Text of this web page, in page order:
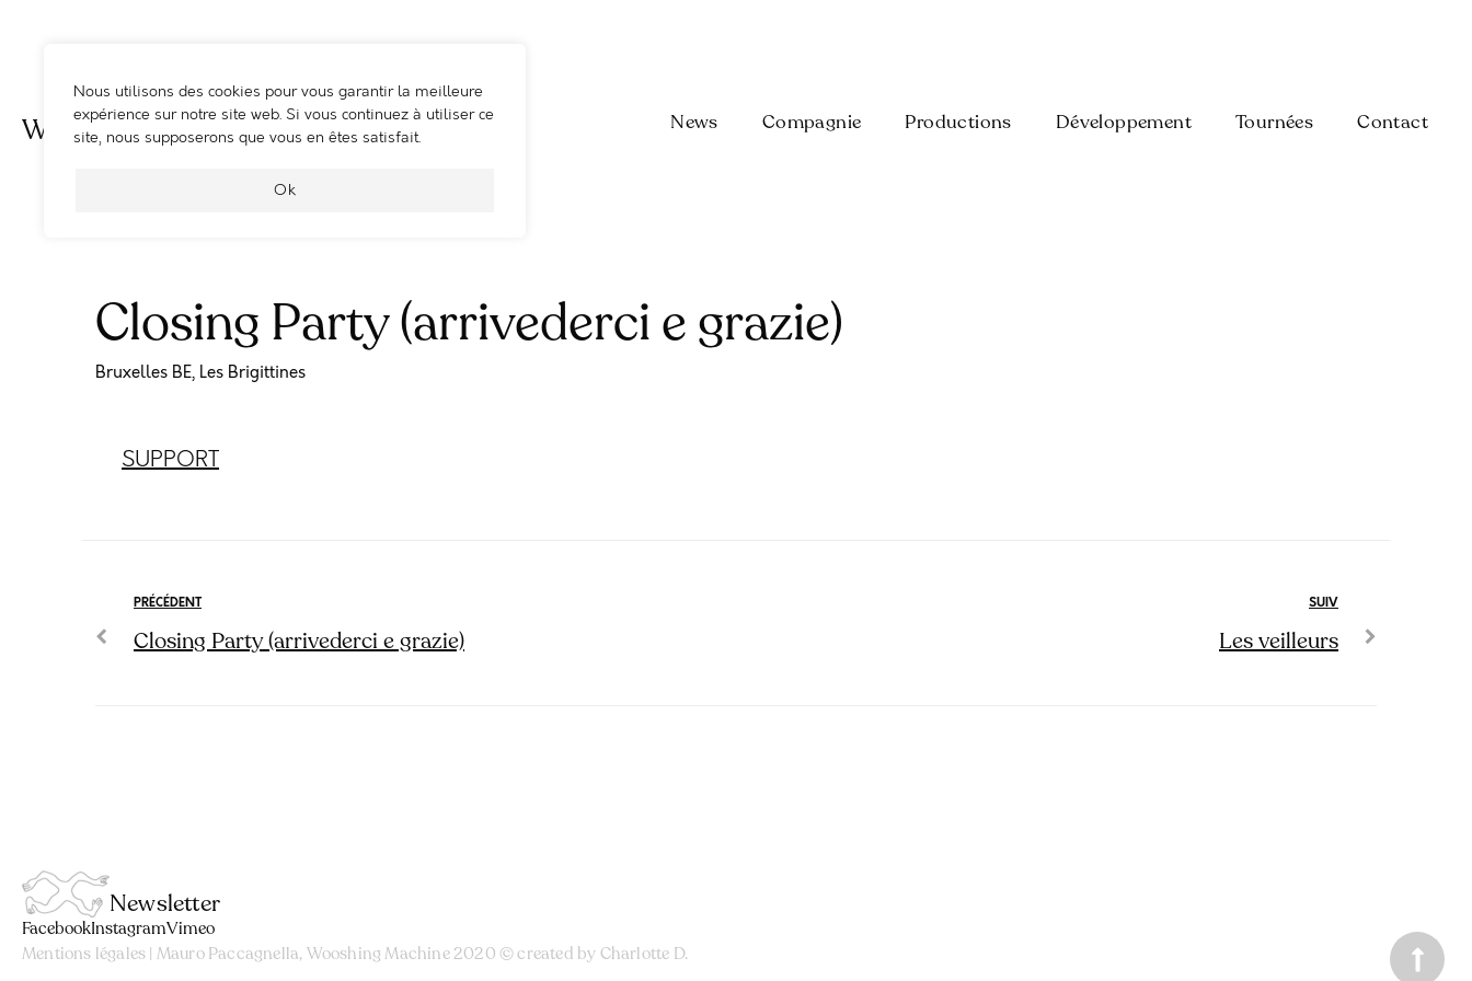
Nous utilisons des cookies pour vous garantir la meilleure
expérience sur notre site web. Si vous continuez à utiliser ce
site, nous supposerons que vous en êtes satisfait.
Ok
WOOSHING MACHINE News Compagnie Productions Développement Tournées Contact
Closing Party (arrivederci e grazie)
Bruxelles BE, Les Brigittines
SUPPORT
PRÉCÉDENT
Closing Party (arrivederci e grazie)
SUIV
Les veilleurs
Newsletter
FacebookInstagramVimeo
Mentions légales | Mauro Paccagnella, Wooshing Machine 2020 © created by Charlotte D.